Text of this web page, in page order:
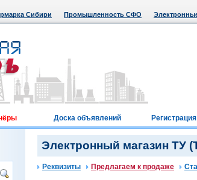
Сибири Промышленность СФО
Доска объявлений Регистрация
Электронный магазин ТУ
Реквизиты Предлагаем к продаже